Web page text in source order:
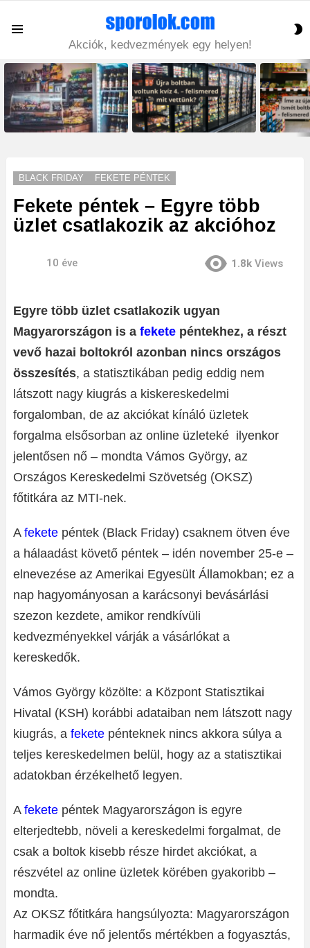
Akciók, kedvezmények egy helyen!
LATEST
STORIES
BLACK FRIDAY FEKETE PÉNTEK
Fekete péntek – Egyre több
üzlet csatlakozik az akcióhoz
10 éve 1.8k Views
Egyre több üzlet csatlakozik ugyan
Magyarországon is a fekete péntekhez, a részt
vevő hazai boltokról azonban nincs országos
összesítés, a statisztikában pedig eddig nem
látszott nagy kiugrás a kiskereskedelmi
forgalomban, de az akciókat kínáló üzletek
forgalma elsősorban az online üzleteké ilyenkor
jelentősen nő – mondta Vámos György, az
Országos Kereskedelmi Szövetség (OKSZ)
főtitkára az MTI-nek.
A fekete péntek (Black Friday) csaknem ötven éve
a hálaadást követő péntek – idén november 25-e –
elnevezése az Amerikai Egyesült Államokban; ez a
nap hagyományosan a karácsonyi bevásárlási
szezon kezdete, amikor rendkívüli
kedvezményekkel várják a vásárlókat a
kereskedők.
Vámos György közölte: a Központ Statisztikai
Hivatal (KSH) korábbi adataiban nem látszott nagy
kiugrás, a fekete pénteknek nincs akkora súlya a
teljes kereskedelmen belül, hogy az a statisztikai
adatokban érzékelhető legyen.
A fekete péntek Magyarországon is egyre
elterjedtebb, növeli a kereskedelmi forgalmat, de
csak a boltok kisebb része hirdet akciókat, a
részvétel az online üzletek körében gyakoribb –
mondta.
Az OKSZ főtitkára hangsúlyozta: Magyarországon
harmadik éve nő jelentős mértékben a fogyasztás,